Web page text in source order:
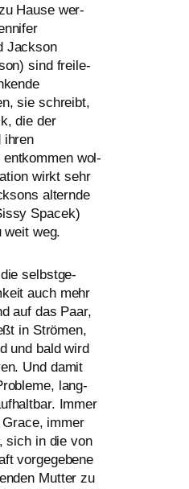
Hause wer­
Jackson
sind frei­le­
sie schreibt,
die der
ihren
ent­kom­men wol­
wirkt sehr
altern­de
Spacek)
weit weg.
selbst­ge­
auch mehr
auf das Paar,
in Strömen,
und bald wird
Und damit
lang­
Immer
immer
sich in die von
vor­ge­ge­be­ne
Mutter zu